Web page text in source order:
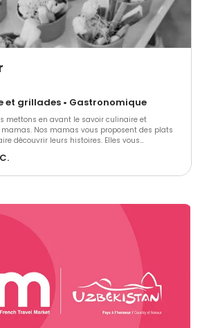
et grillades • Gastronomique
mettons en avant le savoir culinaire et
des plats
découvrir leurs histoires. Elles vous
semaine, de nouveaux
commandes sur notre site afin que vous
pour professionnels.